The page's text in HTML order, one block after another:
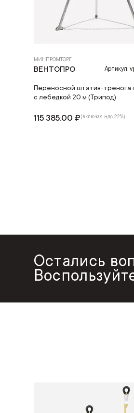
МИНПРОМТОРГ
ВЕНТОПРО Артикул:
Переносной штатив-тренога
с лебедкой 20 м (Трипод)
115 385.00 ₽(включая ндс 22%)
Остались